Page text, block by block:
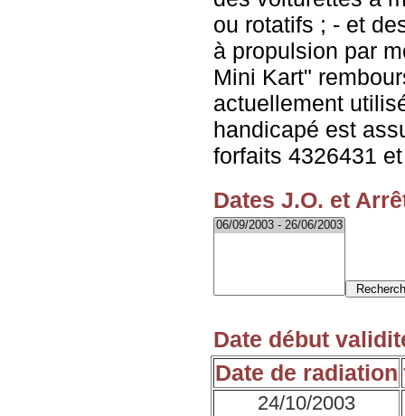
ou rotatifs ; - et
à propulsion par
Mini Kart"
actuellement
handicapé est
forfaits 4326431
Dates J.O. et
Date début
Date de radiation
24/10/2003